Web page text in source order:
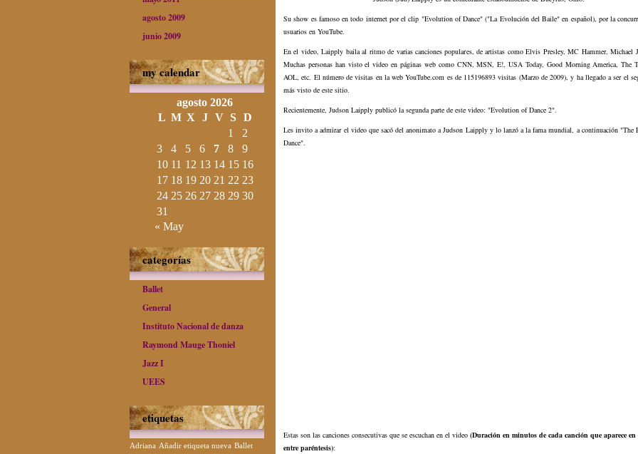
agosto 2009
junio 2009
my calendar
agosto 2026
L M X J V S D
1
2
3
4 5 6 7 8
9
10 11 12 13 14 15 16
17 18 19 20 21 22 23
24 25 26 27 28 29 30
31
« May
categorías
Ballet
General
Instituto Nacional de danza
Raymond Mauge Thoniel
Jazz I
UEES
etiquetas
Adriana Añadir etiqueta nueva Ballet
Su show es famoso en todo internet por el clip "Evolution of Dance" ("La Evolución del Baile" en español), por la
usuarios en YouTube.
En el video, Laipply baila al ritmo de varias canciones populares, de artistas como Elvis Presley, MC Hammer, Michael
Muchas personas han visto el video en páginas web como CNN, MSN, E!, USA Today, Good Morning America, The
AOL, etc. El número de visitas en la web YouTube.com es de 115196893 visitas (Marzo de 2009), y ha llegado a ser el
más visto de este sitio.
Recientemente, Judson Laipply publicó la segunda parte de este video: "Evolution of Dance 2".
Les invito a admirar el video que sacó del anonimato a Judson Laipply y lo lanzó a la fama mundial, a continuación "The
Dance".
Estas son las canciones consecutivas que se escuchan en el video (Duración en minutos de cada canción que aparece
entre paréntesis):